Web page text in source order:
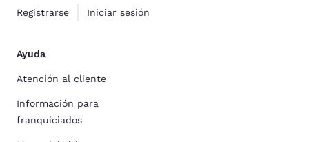
Registrarse Iniciar sesión
Ayuda
Atención al cliente
Información para
franquiciados